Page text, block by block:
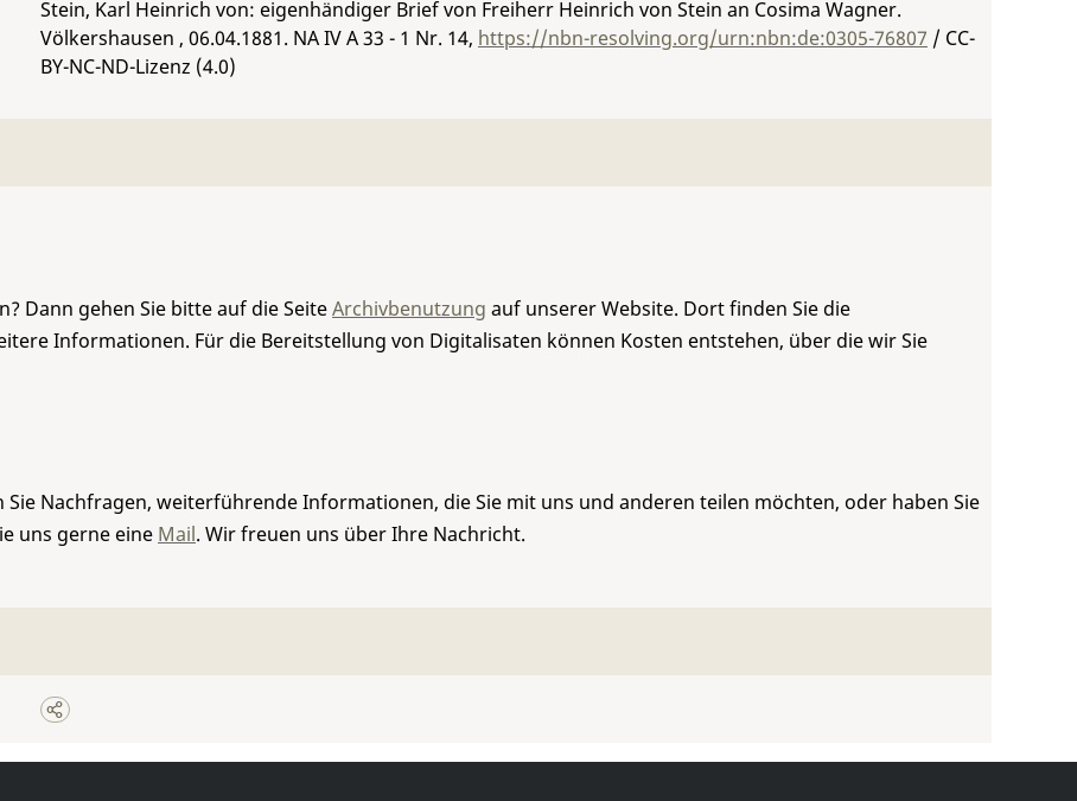
Stein, Karl Heinrich von: eigenhändiger Brief von Freiherr Heinrich von Stein an Cosima Wagner.
Völkershausen , 06.04.1881. NA IV A 33 - 1 Nr. 14, https://nbn-resolving.org/urn:nbn:de:0305-76807 / CC-
BY-NC-ND-Lizenz (4.0)
Dann gehen Sie bitte auf die SeiteArchivbenutzung auf unserer Website. Dort finden Sie die
Informationen. Für die Bereitstellung von Digitalisaten können Kosten entstehen, über die wir Sie
Nachfragen, weiterführende Informationen, die Sie mit uns und anderen teilen möchten, oder haben Sie
uns gerne eine Mail. Wir freuen uns über Ihre Nachricht.